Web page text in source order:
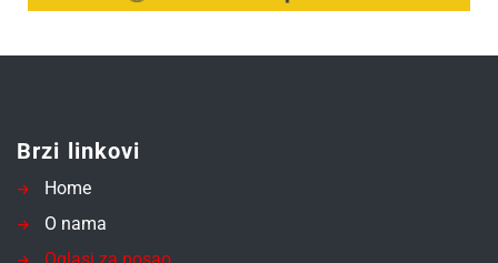
Brzi linkovi
Home
O nama